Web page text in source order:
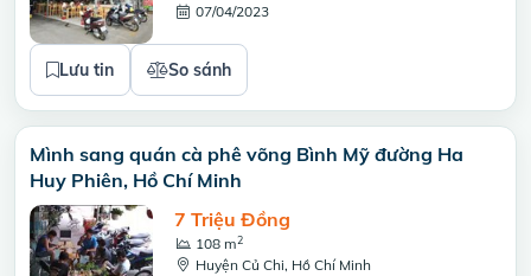
07/04/2023
Lưu tin So sánh
Mình sang quán cà phê võng Bình Mỹ đường Ha
Huy Phiên, Hồ Chí Minh
7 Triệu Đồng
108 m2
Huyện Củ Chi, Hồ Chí Minh